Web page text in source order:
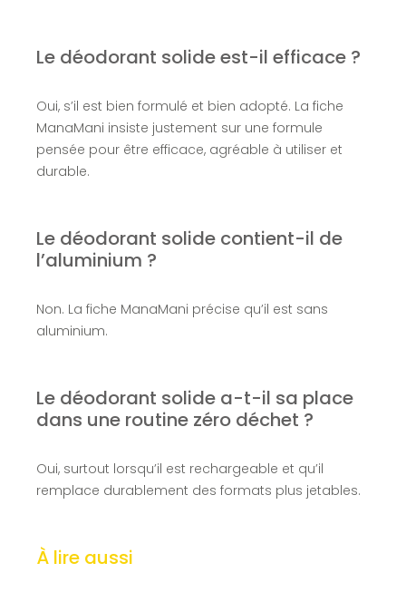
Le déodorant solide est-il efficace ?
Oui, s’il est bien formulé et bien adopté. La fiche
ManaMani insiste justement sur une formule
pensée pour être efficace, agréable à utiliser et
durable.
Le déodorant solide contient-il de
l’aluminium ?
Non. La fiche ManaMani précise qu’il est sans
aluminium.
Le déodorant solide a-t-il sa place
dans une routine zéro déchet ?
Oui, surtout lorsqu’il est rechargeable et qu’il
remplace durablement des formats plus jetables.
À lire aussi